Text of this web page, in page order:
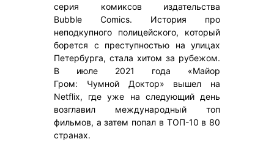
серия комиксов издательства
Bubble Comics. История про
неподкупного полицейского, который
борется с преступностью на улицах
Петербурга, стала хитом за рубежом.
В июле 2021 года «Майор
Гром: Чумной Доктор» вышел на
Netflix, где уже на следующий день
возглавил международный топ
фильмов, а затем попал в ТОП-10 в 80
странах.